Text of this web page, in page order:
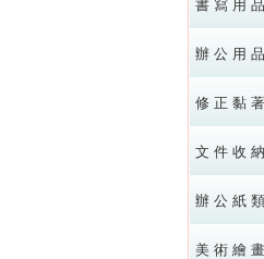
書 寫 用 品
辦 公 用 品
修 正 黏 著
文 件 收 納
辦 公 紙 類
美 術 繪 畫